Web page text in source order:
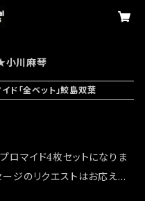
小川麻琴
ド「全ベット」鮫島双葉
ロマイド4枚セットになりま
ジのリクエストはお応えで